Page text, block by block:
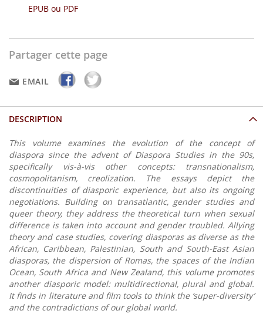
EPUB ou PDF
Partager cette page
EMAIL
DESCRIPTION
This volume examines the evolution of the concept of
diaspora since the advent of Diaspora Studies in the 90s,
specifically vis-à-vis other concepts: transnationalism,
cosmopolitanism, creolization. The essays depict the
discontinuities of diasporic experience, but also its ongoing
negotiations. Building on transatlantic, gender studies and
queer theory, they address the theoretical turn when sexual
difference is taken into account and gender troubled. Allying
theory and case studies, covering diasporas as diverse as the
African, Caribbean, Palestinian, South and South-East Asian
diasporas, the dispersion of Romas, the spaces of the Indian
Ocean, South Africa and New Zealand, this volume promotes
another diasporic model: multidirectional, plural and global.
It finds in literature and film tools to think the ‘super-diversity’
and the contradictions of our global world.